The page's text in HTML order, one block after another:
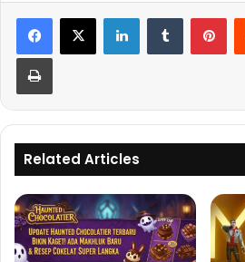
Related Articles